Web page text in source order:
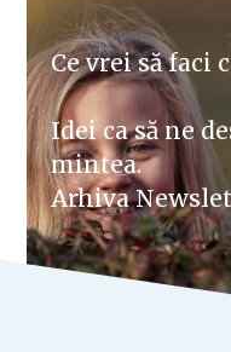
Ce vrei să faci
Idei ca să ne
mintea.
Arhiva